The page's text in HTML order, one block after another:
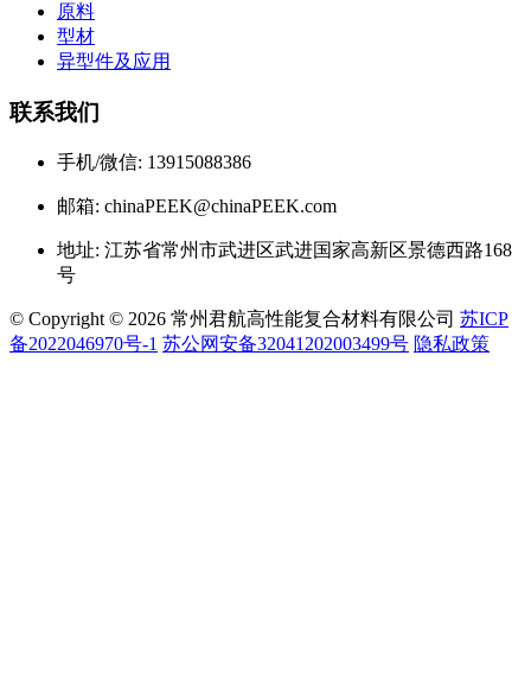
原料
型材
异型件及应用
联系我们
手机/微信: 13915088386
邮箱: chinaPEEK@chinaPEEK.com
地址: 江苏省常州市武进区武进国家高新区景德西路168
号
© Copyright © 2026 常州君航高性能复合材料有限公司 苏ICP
备2022046970号-1 苏公网安备32041202003499号 隐私政策